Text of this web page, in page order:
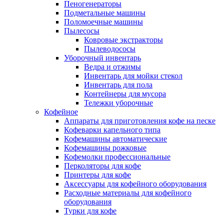
Пеногенераторы
Подметальные машины
Поломоечные машины
Пылесосы
Ковровые экстракторы
Пылеводососы
Уборочный инвентарь
Ведра и отжимы
Инвентарь для мойки стекол
Инвентарь для пола
Контейнеры для мусора
Тележки уборочные
Кофейное
Аппараты для приготовления кофе на песке
Кофеварки капельного типа
Кофемашины автоматические
Кофемашины рожковые
Кофемолки профессиональные
Перколяторы для кофе
Принтеры для кофе
Аксессуары для кофейного оборудования
Расходные материалы для кофейного
оборудования
Турки для кофе